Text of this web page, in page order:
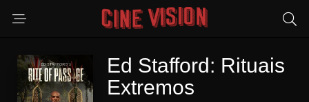
Ed Stafford: Rituais
Extremos